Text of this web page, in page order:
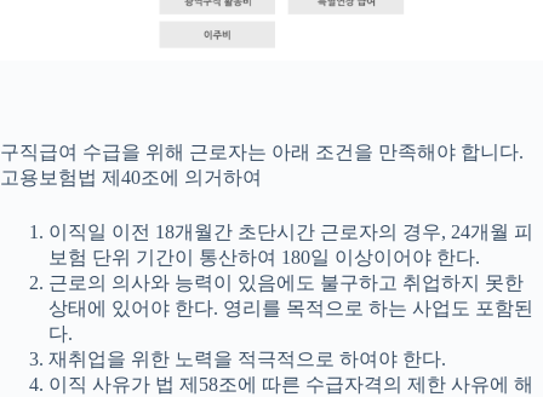
구직급여 수급을 위해 근로자는 아래 조건을 만족해야 합니다.
고용보험법 제40조에 의거하여
이직일 이전 18개월간 초단시간 근로자의 경우, 24개월 피
보험 단위 기간이 통산하여 180일 이상이어야 한다.
근로의 의사와 능력이 있음에도 불구하고 취업하지 못한
상태에 있어야 한다. 영리를 목적으로 하는 사업도 포함된
다.
재취업을 위한 노력을 적극적으로 하여야 한다.
이직 사유가 법 제58조에 따른 수급자격의 제한 사유에 해